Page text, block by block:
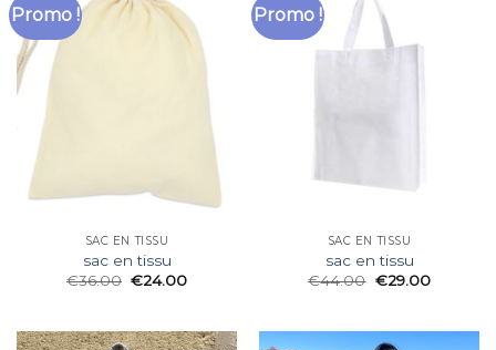
Promo !
SAC EN TISSU
sac en tissu
€36.00 €24.00
Promo !
SAC EN TISSU
sac en tissu
€44.00 €29.00